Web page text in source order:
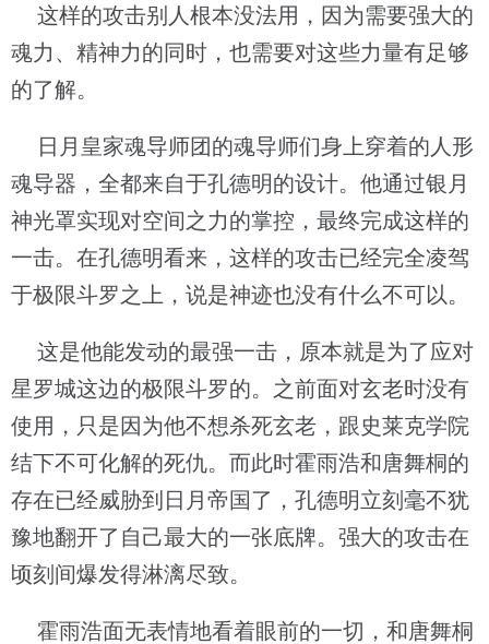
这样的攻击别人根本没法用，因为需要强大的
魂力、精神力的同时，也需要对这些力量有足够
的了解。
日月皇家魂导师团的魂导师们身上穿着的人形
魂导器，全都来自于孔德明的设计。他通过银月
神光罩实现对空间之力的掌控，最终完成这样的
一击。在孔德明看来，这样的攻击已经完全凌驾
于极限斗罗之上，说是神迹也没有什么不可以。
这是他能发动的最强一击，原本就是为了应对
星罗城这边的极限斗罗的。之前面对玄老时没有
使用，只是因为他不想杀死玄老，跟史莱克学院
结下不可化解的死仇。而此时霍雨浩和唐舞桐的
存在已经威胁到日月帝国了，孔德明立刻毫不犹
豫地翻开了自己最大的一张底牌。强大的攻击在
顷刻间爆发得淋漓尽致。
霍雨浩面无表情地看着眼前的一切，和唐舞桐